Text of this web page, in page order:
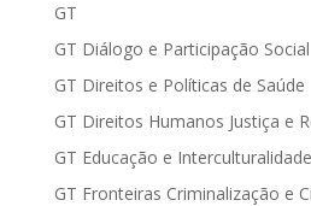
GT
GT Diálogo e Participação Social
GT Direitos e Políticas de Saúde
GT Direitos Humanos Justiça e
GT Educação e Interculturalidade
GT Fronteiras Criminalização e